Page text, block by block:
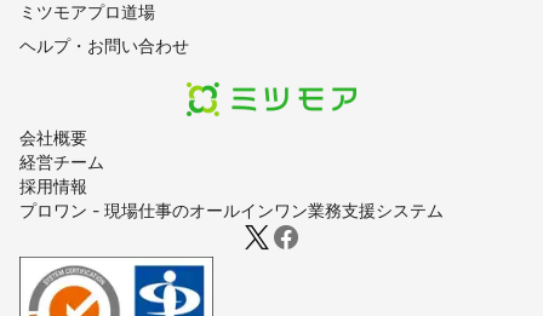
会社概要
経営チーム
採用情報
プロワン - 現場仕事のオールインワン業務支援システム
ミツモアプロ道場
ヘルプ・お問い合わせ